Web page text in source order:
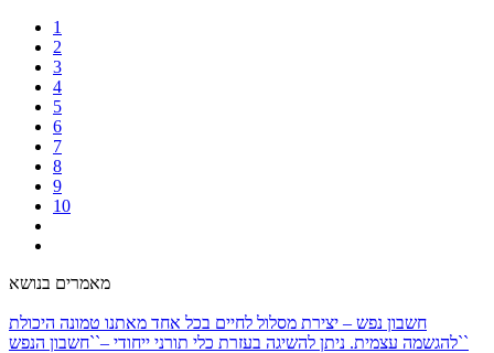
1
2
3
4
5
6
7
8
9
10
מאמרים בנושא
חשבון נפש – יצירת מסלול לחיים בכל אחד מאתנו טמונה היכולת
להגשמה עצמית. ניתן להשיגה בעזרת כלי תורני ייחודי –``חשבון הנפש``